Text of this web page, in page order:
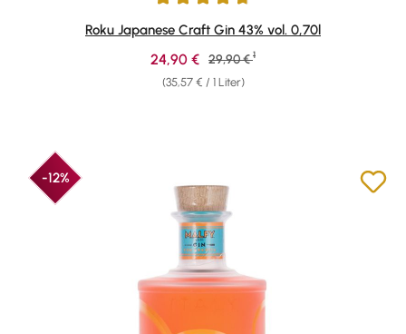
Durchschnittliche Bewertung von 4.78 von 5 Sternen
Roku Japanese Craft Gin 43% vol. 0,70l
(35,57 € / 1 Liter)
Verkaufspreis:
24,90 € Regulärer Preis:
29,90 € 1
-12%